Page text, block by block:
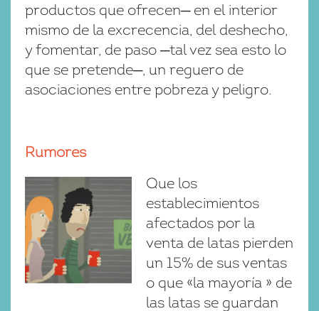
productos que ofrecen─ en el interior
mismo de la excrecencia, del deshecho,
y fomentar, de paso ─tal vez sea esto lo
que se pretende─, un reguero de
asociaciones entre pobreza y peligro.
Rumores
Que los
establecimientos
afectados por la
venta de latas pierden
un 15% de sus ventas
o que «la mayoría » de
las latas se guardan